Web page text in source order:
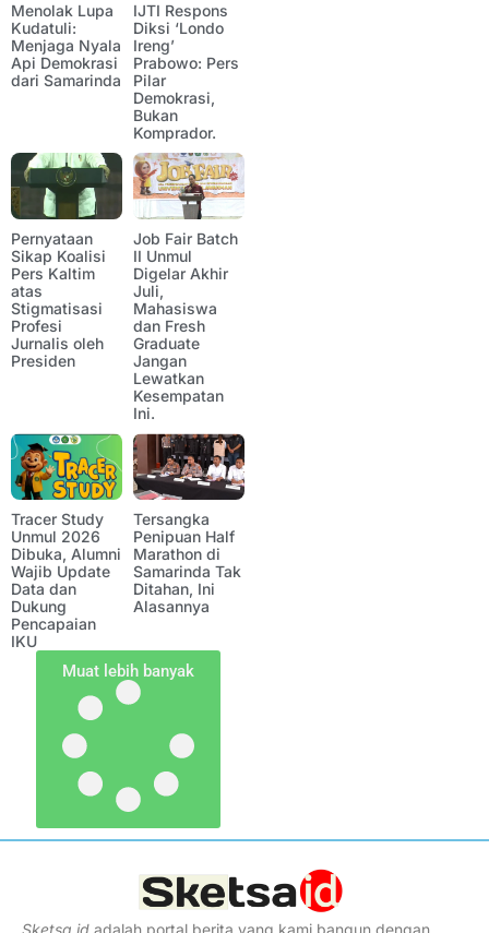
Menolak Lupa
Kudatuli:
Menjaga Nyala
Api Demokrasi
dari Samarinda
IJTI Respons
Diksi ‘Londo
Ireng’
Prabowo: Pers
Pilar
Demokrasi,
Bukan
Komprador.
Pernyataan
Sikap Koalisi
Pers Kaltim
atas
Stigmatisasi
Profesi
Jurnalis oleh
Presiden
Job Fair Batch
II Unmul
Digelar Akhir
Juli,
Mahasiswa
dan Fresh
Graduate
Jangan
Lewatkan
Kesempatan
Ini.
Tracer Study
Unmul 2026
Dibuka, Alumni
Wajib Update
Data dan
Dukung
Pencapaian
IKU
Tersangka
Penipuan Half
Marathon di
Samarinda Tak
Ditahan, Ini
Alasannya
Muat lebih banyak